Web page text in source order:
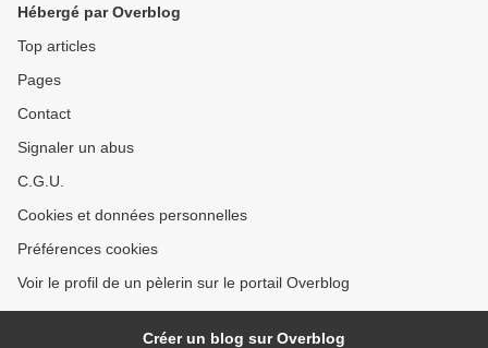
Hébergé par Overblog
Top articles
Pages
Contact
Signaler un abus
C.G.U.
Cookies et données personnelles
Préférences cookies
Voir le profil de un pèlerin sur le portail Overblog
Créer un blog sur Overblog